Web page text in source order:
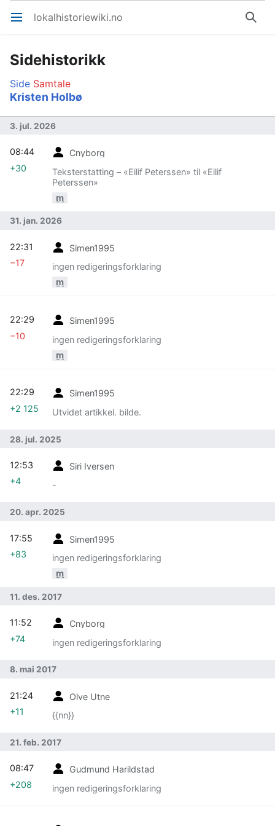
Åpne hovedmenyen lokalhistoriewiki.no Søk
Sidehistorikk
Side Samtale
Kristen Holbø
3. jul. 2026
Cnyborg
Teksterstatting – «Eilif Peterssen» til «Eilif
Peterssen»
m
08:44
+30
31. jan. 2026
Simen1995
ingen redigeringsforklaring
m
22:31
−17
Simen1995
ingen redigeringsforklaring
m
22:29
−10
Simen1995
Utvidet artikkel. bilde.
22:29
+2 125
28. jul. 2025
Siri Iversen
-
12:53
+4
20. apr. 2025
Simen1995
ingen redigeringsforklaring
m
17:55
+83
11. des. 2017
Cnyborg
ingen redigeringsforklaring
11:52
+74
8. mai 2017
Olve Utne
{{nn}}
21:24
+11
21. feb. 2017
Gudmund Harildstad
ingen redigeringsforklaring
08:47
+208